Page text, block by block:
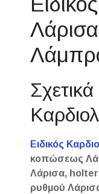
Ειδικός
κοπώσεως
Λάρισα,
ρυθμού